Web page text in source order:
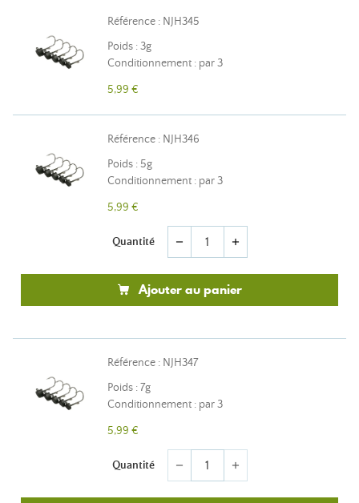
Référence : NJH345
Poids : 3g
Conditionnement : par 3
5,99 €
Référence : NJH346
Poids : 5g
Conditionnement : par 3
5,99 €
Quantité remove add
Ajouter au panier
Référence : NJH347
Poids : 7g
Conditionnement : par 3
5,99 €
Quantité remove add